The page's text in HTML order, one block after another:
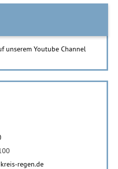
unserem Youtube Channel
regen.de